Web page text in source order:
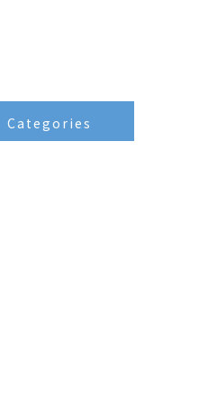
Categories